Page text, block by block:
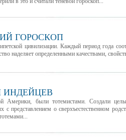
ГОРОСКОП
цивилизации. Каждый период года
наделяет определенными качествами,
ИНДЕЙЦЕВ
Америки, были тотемистами. Создали
с представлением о сверхъестественном